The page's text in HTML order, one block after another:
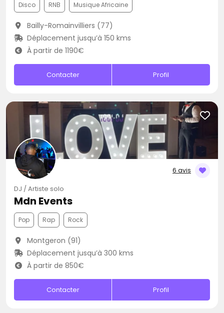
Disco RNB Musique Africaine
Bailly-Romainvilliers (77)
Déplacement jusqu’à 150 kms
À partir de 1190€
Contacter Profil
6 avis
DJ / Artiste solo
Mdn Events
Pop Rap Rock
Montgeron (91)
Déplacement jusqu’à 300 kms
À partir de 850€
Contacter Profil